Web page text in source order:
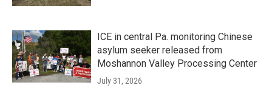
ICE in central Pa. monitoring Chinese
asylum seeker released from
Moshannon Valley Processing Center
July 31, 2026